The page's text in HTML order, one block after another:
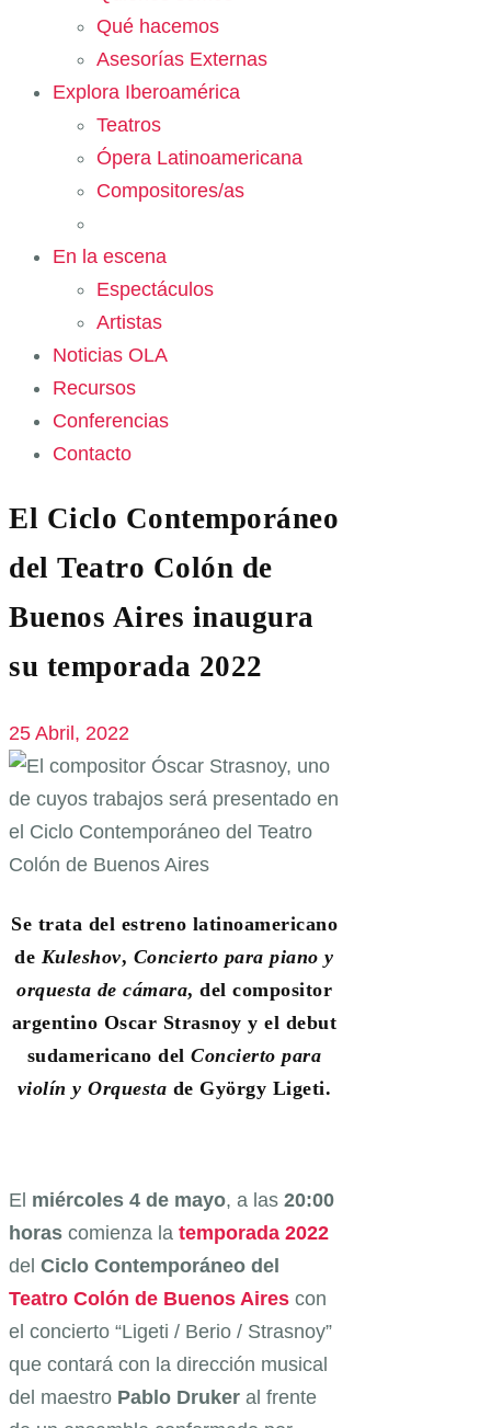
Qué hacemos
Asesorías Externas
Explora Iberoamérica
Teatros
Ópera Latinoamericana
Compositores/as
En la escena
Espectáculos
Artistas
Noticias OLA
Recursos
Conferencias
Contacto
El Ciclo Contemporáneo
del Teatro Colón de
Buenos Aires inaugura
su temporada 2022
25 Abril, 2022
Se trata del estreno latinoamericano
de Kuleshov, Concierto para piano y
orquesta de cámara, del compositor
argentino Oscar Strasnoy y el debut
sudamericano delConcierto para
violín y Orquesta de György Ligeti.
El miércoles 4 de mayo, a las 20:00
horas comienza la temporada 2022
del Ciclo Contemporáneo del
Teatro Colón de Buenos Aires con
el concierto “Ligeti / Berio / Strasnoy”
que contará con la dirección musical
del maestro Pablo Druker al frente